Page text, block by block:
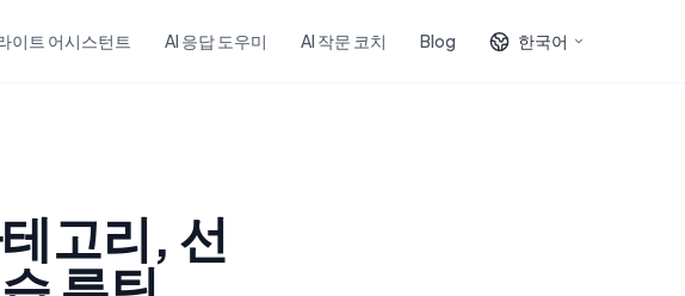
이트 어시스턴트 AI 응답 도우미 AI 작문 코치 Blog 한국어
고리, 선